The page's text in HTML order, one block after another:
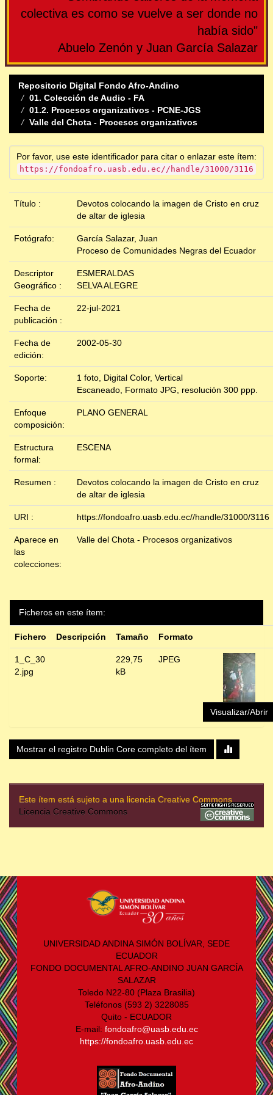
colectiva es como se vuelve a ser donde no
había sido"
Abuelo Zenón y Juan García Salazar
Repositorio Digital Fondo Afro-Andino
01. Colección de Audio - FA
01.2. Procesos organizativos - PCNE-JGS
Valle del Chota - Procesos organizativos
Por favor, use este identificador para citar o enlazar este ítem:
https://fondoafro.uasb.edu.ec//handle/31000/3116
Título :
Devotos colocando la imagen de Cristo en cruz
de altar de iglesia
Fotógrafo:
García Salazar, Juan
Proceso de Comunidades Negras del Ecuador
Descriptor
Geográfico :
ESMERALDAS
SELVA ALEGRE
Fecha de
publicación :
22-jul-2021
Fecha de
edición:
2002-05-30
Soporte:
1 foto, Digital Color, Vertical
Escaneado, Formato JPG, resolución 300 ppp.
Enfoque
composición:
PLANO GENERAL
Estructura
formal:
ESCENA
Resumen :
Devotos colocando la imagen de Cristo en cruz
de altar de iglesia
URI : https://fondoafro.uasb.edu.ec//handle/31000/3116
Aparece en
las
colecciones:
Valle del Chota - Procesos organizativos
Ficheros en este ítem:
Fichero Descripción Tamaño Formato
1_C_30
2.jpg
229,75
kB
JPEG
Visualizar/Abrir
Mostrar el registro Dublin Core completo del ítem
Este ítem está sujeto a una licencia Creative Commons
Licencia Creative Commons
UNIVERSIDAD ANDINA SIMÓN BOLÍVAR, SEDE
ECUADOR
FONDO DOCUMENTAL AFRO-ANDINO JUAN GARCÍA
SALAZAR
Toledo N22-80 (Plaza Brasilia)
Teléfonos (593 2) 3228085
Quito - ECUADOR
E-mail: fondoafro@uasb.edu.ec
https://fondoafro.uasb.edu.ec